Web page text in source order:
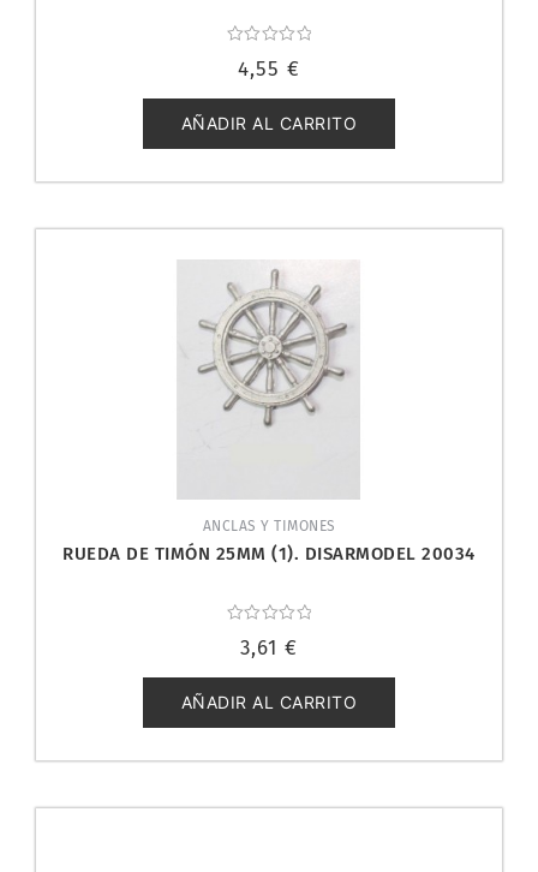
con
de
5
4,55 €
AÑADIR AL CARRITO
ANCLAS Y TIMONES
RUEDA DE TIMÓN 25MM (1). DISARMODEL 20034
con
de
5
3,61 €
AÑADIR AL CARRITO